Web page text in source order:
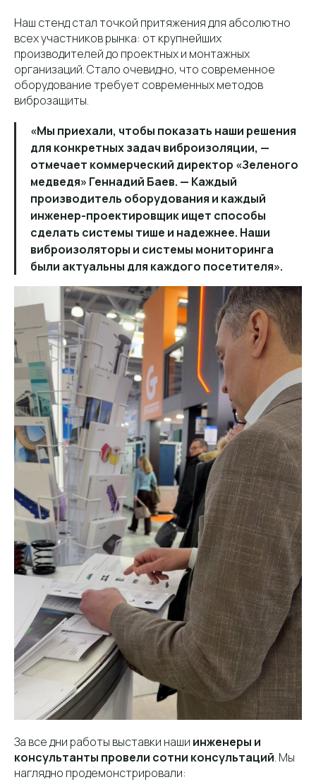
Наш стенд стал точкой притяжения для абсолютно
всех участников рынка: от крупнейших
производителей до проектных и монтажных
организаций. Стало очевидно, что современное
оборудование требует современных методов
виброзащиты.
«Мы приехали, чтобы показать наши решения
для конкретных задач виброизоляции, —
отмечает коммерческий директор «Зеленого
медведя» Геннадий Баев. — Каждый
производитель оборудования и каждый
инженер-проектировщик ищет способы
сделать системы тише и надежнее. Наши
виброизоляторы и системы мониторинга
были актуальны для каждого посетителя».
За все дни работы выставки наши инженеры и
консультанты провели сотни консультаций. Мы
наглядно продемонстрировали: